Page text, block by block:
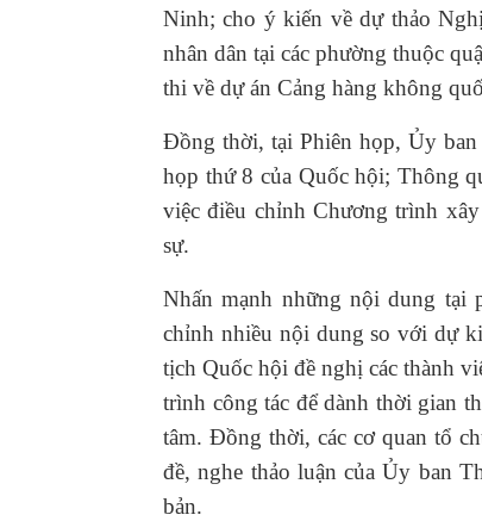
Ninh; cho ý kiến về dự thảo
nhân dân tại các phường thuộc
thi về dự án Cảng hàng không
Đồng thời, tại Phiên họp, Ủy
họp thứ 8 của Quốc hội; Thông
việc điều chỉnh Chương trình
sự.
Nhấn mạnh những nội dung tại
chỉnh nhiều nội dung so với dự
tịch Quốc hội đề nghị các thành
trình công tác để dành thời gian
tâm. Đồng thời, các cơ quan tổ
đề, nghe thảo luận của Ủy ban
bản.